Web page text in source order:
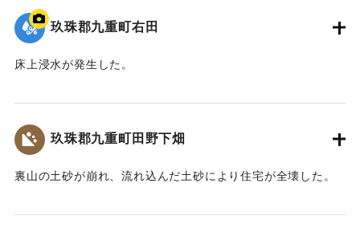
玖珠郡九重町右田
床上浸水が発生した。
｜固有コード:01215067
玖珠郡九重町田野下畑
裏山の土砂が崩れ、流れ込んだ土砂により住宅が全壊した。
2020/7/6｜固有コード:01215068